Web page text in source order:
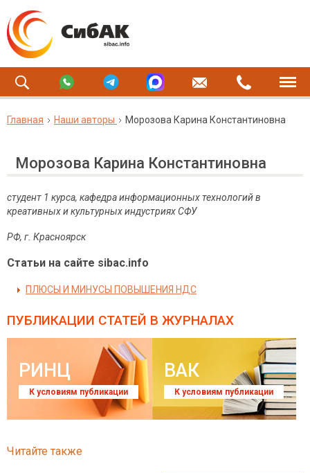
Главная Наши авторы Морозова Карина Константиновна
Морозова Карина Константиновна
cтудент 1 курса, кафедра информационных технологий в
креативных и культурных индустриях СФУ
РФ, г. Красноярск
Статьи на сайте sibac.info
ПЛЮСЫ И МИНУСЫ ПОВЫШЕНИЯ НДС
ПУБЛИКАЦИИ СТАТЕЙ В ЖУРНАЛАХ
РИНЦ
К условиям публикации
ВАК
К условиям публикации
Читайте также